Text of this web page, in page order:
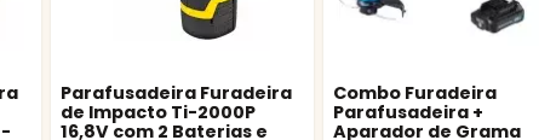
Parafusadeira Furadeira
de Impacto Ti-2000P
16,8V com 2 Baterias e
Combo Furadeira
Parafusadeira +
Aparador de Grama